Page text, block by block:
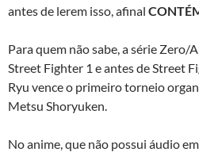
antes de lerem isso, afinal
Para quem não sabe, a série Zero/
Street Fighter 1 e antes de Street
Ryu vence o primeiro torneio
Metsu Shoryuken.
No anime, que não possui áudio